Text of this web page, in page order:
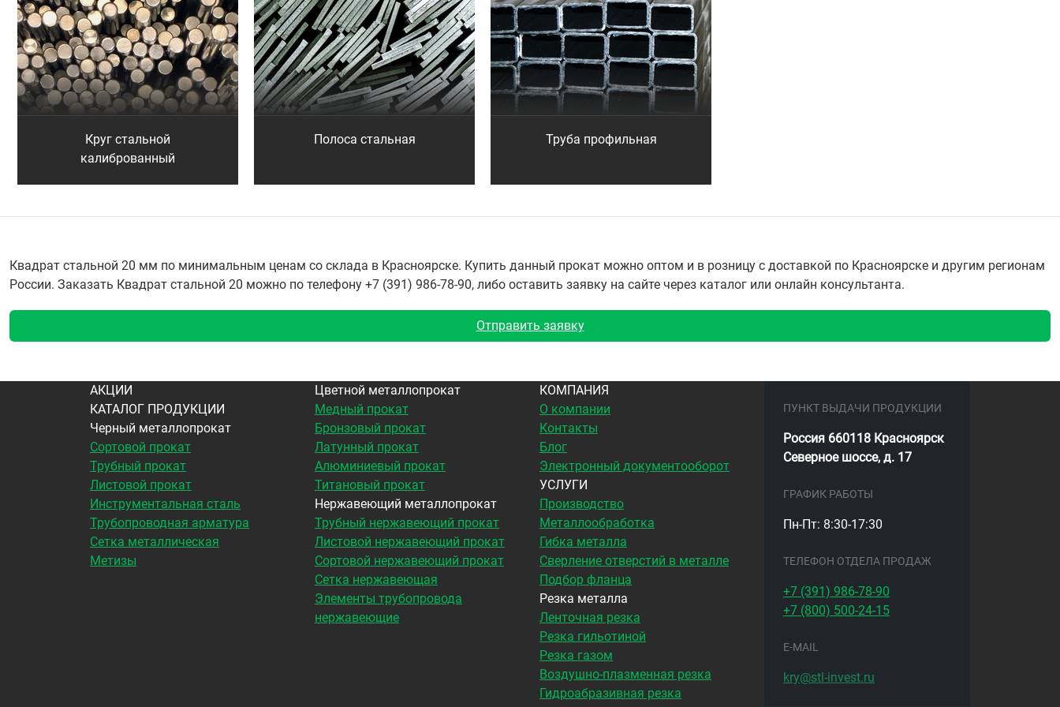
Круг стальной
калиброванный
Полоса стальная Труба профильная
Квадрат стальной 20 мм по минимальным ценам со склада в Красноярске. Купить данный прокат можно оптом и в розницу с доставкой по Красноярске и другим регионам
России. Заказать Квадрат стальной 20 можно по телефону +7 (391) 986-78-90, либо оставить заявку на сайте через каталог или онлайн консультанта.
Отправить заявку
АКЦИИ
КАТАЛОГ ПРОДУКЦИИ
Черный металлопрокат
Сортовой прокат
Трубный прокат
Листовой прокат
Инструментальная сталь
Трубопроводная арматура
Сетка металлическая
Метизы
Цветной металлопрокат
Медный прокат
Бронзовый прокат
Латунный прокат
Алюминиевый прокат
Титановый прокат
Нержавеющий металлопрокат
Трубный нержавеющий прокат
Листовой нержавеющий прокат
Сортовой нержавеющий прокат
Сетка нержавеющая
Элементы трубопровода
нержавеющие
КОМПАНИЯ
О компании
Контакты
Блог
Электронный документооборот
УСЛУГИ
Производство
Металлообработка
Гибка металла
Сверление отверстий в металле
Подбор фланца
Резка металла
Ленточная резка
Резка гильотиной
Резка газом
Воздушно-плазменная резка
Гидроабразивная резка
ПУНКТ ВЫДАЧИ ПРОДУКЦИИ
Россия 660118 Красноярск
Северное шоссе, д. 17
ГРАФИК РАБОТЫ
Пн-Пт: 8:30-17:30
ТЕЛЕФОН ОТДЕЛА ПРОДАЖ
+7 (391) 986-78-90
+7 (800) 500-24-15
E-MAIL
kry@stl-invest.ru